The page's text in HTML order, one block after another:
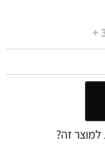
למוצר זה?